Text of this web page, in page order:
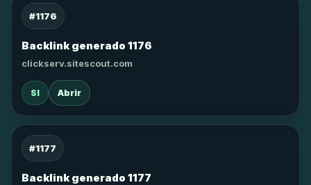
#1176
Backlink generado 1176
clickserv.sitescout.com
SI Abrir
#1177
Backlink generado 1177